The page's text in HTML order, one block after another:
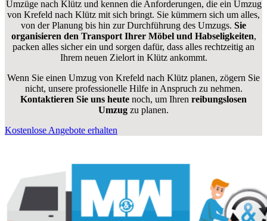
Umzüge nach Klütz und kennen die Anforderungen, die ein Umzug
von Krefeld nach Klütz mit sich bringt. Sie kümmern sich um alles,
von der Planung bis hin zur Durchführung des Umzugs. Sie
organisieren den Transport Ihrer Möbel und Habseligkeiten,
packen alles sicher ein und sorgen dafür, dass alles rechtzeitig an
Ihrem neuen Zielort in Klütz ankommt.
Wenn Sie einen Umzug von Krefeld nach Klütz planen, zögern Sie
nicht, unsere professionelle Hilfe in Anspruch zu nehmen.
Kontaktieren Sie uns heute noch, um Ihren reibungslosen
Umzug zu planen.
Kostenlose Angebote erhalten